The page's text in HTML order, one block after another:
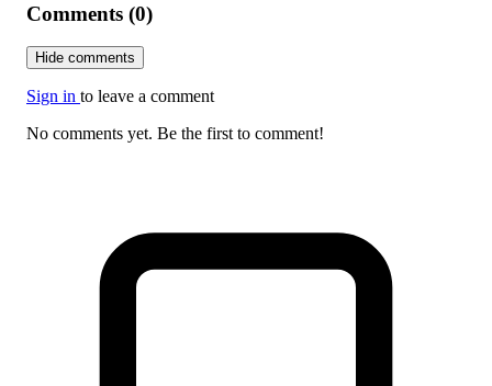
Comments (0)
Hide comments
Sign in to leave a comment
No comments yet. Be the first to comment!